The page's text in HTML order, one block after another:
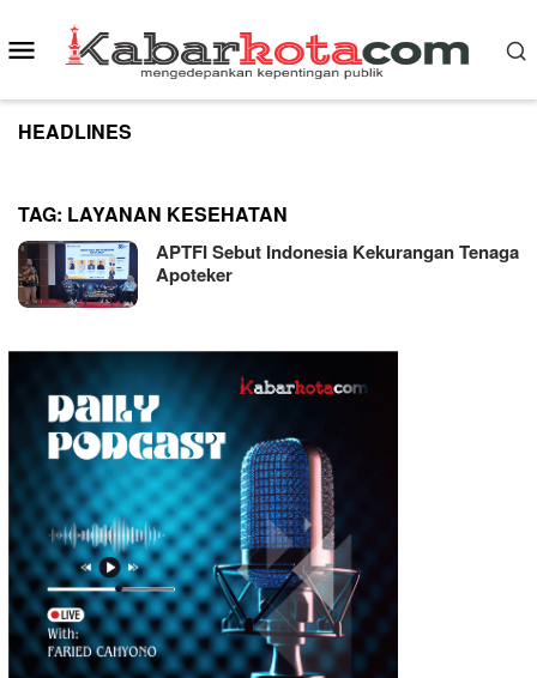
to
content
Mobile
Menu
HEADLINES
TAG: LAYANAN KESEHATAN
APTFI Sebut Indonesia Kekurangan Tenaga
Apoteker